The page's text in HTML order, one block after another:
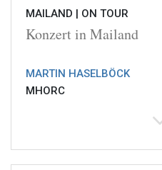
MAILAND | ON TOUR
Konzert in Mailand
MARTIN HASELBÖCK
MHORC